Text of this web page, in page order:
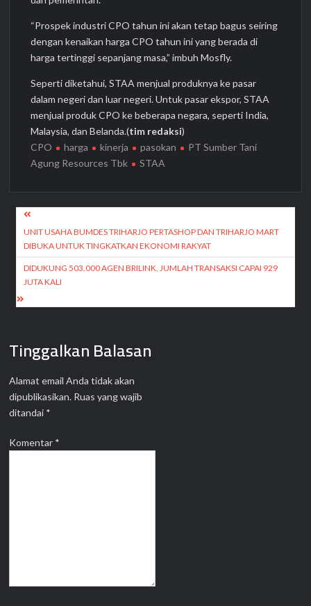
“Prospek industri CPO tahun ini akan tetap bagus seiring
dengan kenaikan harga CPO tahun ini yang berada di
harga tertinggi sepanjang masa,” imbuh Mosfly.
Seperti diketahui, STAA menjual produknya ke pasar
dalam negeri dan luar negeri. Untuk pasar ekspor, STAA
menjual produk CPO ke beberapa negara, seperti India,
Malaysia, dan Belanda.(tim redaksi)
CPO
harga kinerja pasokan
PT Sumber Tani
Agung Resources Tbk
STAA
Navigasi
pos
UNIT USAHA BUMDES TRIHARJO PERTASHOP DAN TRIHARJO MART
DIBUKA UNTUK TINGKATKAN EKONOMI RAKYAT
DIDUKUNG 503.000 AGEN BRILINK, JUMLAH TRANSAKSI CAPAI 929
JUTA KALI
Tinggalkan Balasan
Alamat email Anda tidak akan
dipublikasikan. Ruas yang wajib
ditandai *
Komentar *